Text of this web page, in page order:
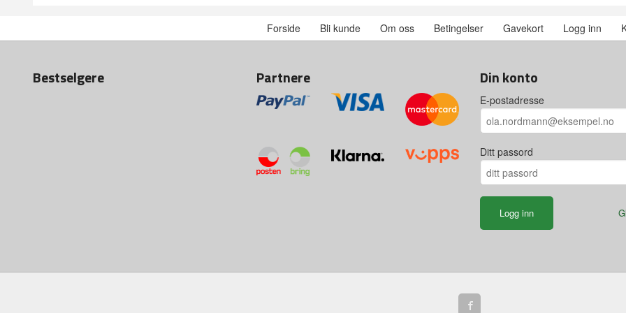
Forside Bli kunde Om oss Betingelser Gavekort Logg inn
Bestselgere Partnere Din konto
E-postadresse
Ditt passord